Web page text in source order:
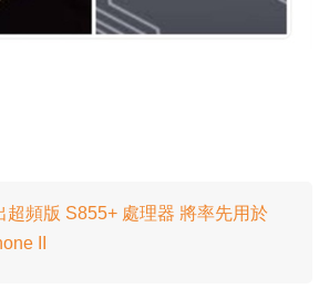
超頻版 S855+ 處理器 將率先用於
II